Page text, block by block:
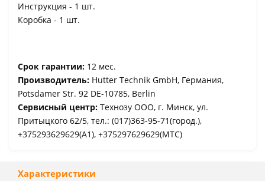
Инструкция - 1 шт.
Коробка - 1 шт.
Срок гарантии: 12 мес.
Производитель: Hutter Technik GmbH, Германия,
Potsdamer Str. 92 DE-10785, Berlin
Сервисный центр: Технозу ООО, г. Минск, ул.
Притыцкого 62/5, тел.: (017)363-95-71(город.),
+375293629629(A1), +375297629629(МТС)
Характеристики